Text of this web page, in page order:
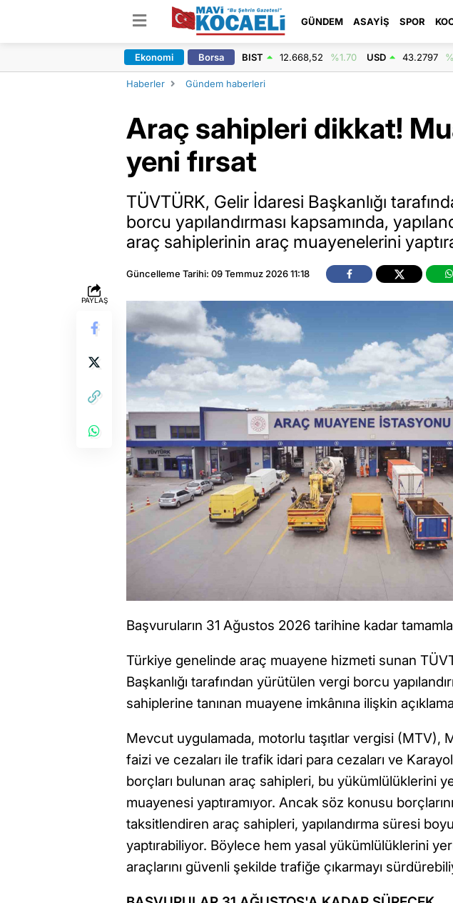
GÜNDEM ASAYIŞ SPOR
Ekonomi Borsa BIST 12.668,52 %1.70 USD 43.2797
Haberler Gündem haberleri
PAYLAŞ
Araç sahipleri dikkat!
yeni fırsat
TÜVTÜRK, Gelir İdaresi Başkanlığı
borcu yapılandırması kapsamında,
araç sahiplerinin araç muayenelerini
Güncelleme Tarihi: 09 Temmuz 2026 11:18
Başvuruların 31 Ağustos 2026 tarihine kadar
Türkiye genelinde araç muayene hizmeti sunan
Başkanlığı tarafından yürütülen vergi borcu
sahiplerine tanınan muayene imkânına ilişkin
Mevcut uygulamada, motorlu taşıtlar vergisi (MTV),
faizi ve cezaları ile trafik idari para cezaları ve
borçları bulunan araç sahipleri, bu yükümlülüklerini
muayenesi yaptıramıyor. Ancak söz konusu
taksitlendiren araç sahipleri, yapılandırma süresi
yaptırabiliyor. Böylece hem yasal yükümlülüklerini
araçlarını güvenli şekilde trafiğe çıkarmayı